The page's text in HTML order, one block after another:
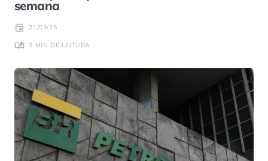
semana
21/03/25
3 MIN DE LEITURA